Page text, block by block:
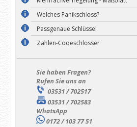
Welches Panikschloss?
Passgenaue Schlüssel
Zahlen-Codeschlösser
Sie haben Fragen?
Rufen Sie uns an
03531 / 702517
03531 / 702583
WhatsApp
0172 / 103 77 51